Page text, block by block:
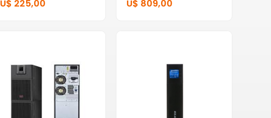
U$ 225,00 U$ 809,00